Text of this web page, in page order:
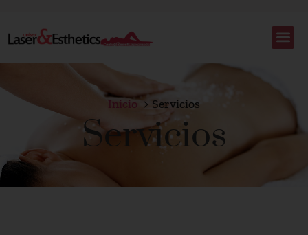
Inicio Servicios
Servicios